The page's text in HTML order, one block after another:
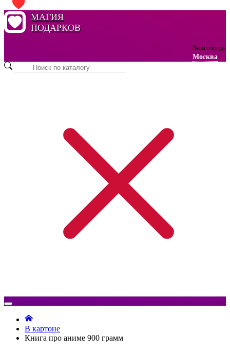
МАГИЯ
ПОДАРКОВ
Ваш город:
Москва
В картоне
Книга про аниме 900 грамм